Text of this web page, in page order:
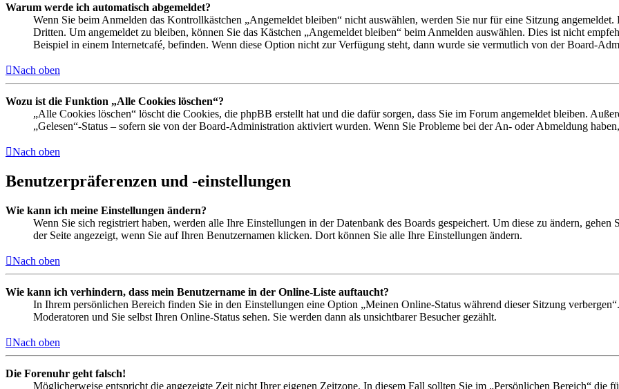
Warum werde ich automatisch abgemeldet?
Wenn Sie beim Anmelden das Kontrollkästchen „Angemeldet bleiben“ nicht auswählen, werden Sie nur für eine Sitzung
Dritten. Um angemeldet zu bleiben, können Sie das Kästchen „Angemeldet bleiben“ beim Anmelden auswählen. Dies ist nicht
Beispiel in einem Internetcafé, befinden. Wenn diese Option nicht zur Verfügung steht, dann wurde sie vermutlich von der Board-
Nach oben
Wozu ist die Funktion „Alle Cookies löschen“?
„Alle Cookies löschen“ löscht die Cookies, die phpBB erstellt hat und die dafür sorgen, dass Sie im Forum angemeldet bleiben.
„Gelesen“-Status – sofern sie von der Board-Administration aktiviert wurden. Wenn Sie Probleme bei der An- oder Abmeldung
Nach oben
Benutzerpräferenzen und -einstellungen
Wie kann ich meine Einstellungen ändern?
Wenn Sie sich registriert haben, werden alle Ihre Einstellungen in der Datenbank des Boards gespeichert. Um diese zu ändern,
der Seite angezeigt, wenn Sie auf Ihren Benutzernamen klicken. Dort können Sie alle Ihre Einstellungen ändern.
Nach oben
Wie kann ich verhindern, dass mein Benutzername in der Online-Liste auftaucht?
In Ihrem persönlichen Bereich finden Sie in den Einstellungen eine Option „Meinen Online-Status während dieser Sitzung
Moderatoren und Sie selbst Ihren Online-Status sehen. Sie werden dann als unsichtbarer Besucher gezählt.
Nach oben
Die Forenuhr geht falsch!
Möglicherweise entspricht die angezeigte Zeit nicht Ihrer eigenen Zeitzone. In diesem Fall sollten Sie im „Persönlichen Bereich“ die